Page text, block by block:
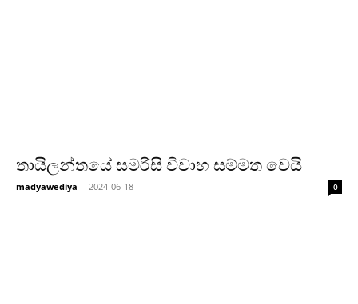
තායිලන්තයේ සමරිසි විවාහ සම්මත වෙයි
madyawediya - 2024-06-18 0